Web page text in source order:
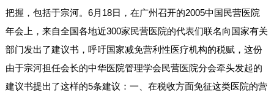
把握，包括于宗河。6月18日，在广州召开的2005中国民营医院
年会上，来自全国各地近300家民营医院的代表们联名向国家有关
部门发出了建议书，呼吁国家减免营利性医疗机构的税赋，这份
由于宗河担任会长的中华医院管理学会民营医院分会牵头发起的
建议书提出了这样的5条建议：一、在税收方面免征这类医院的营